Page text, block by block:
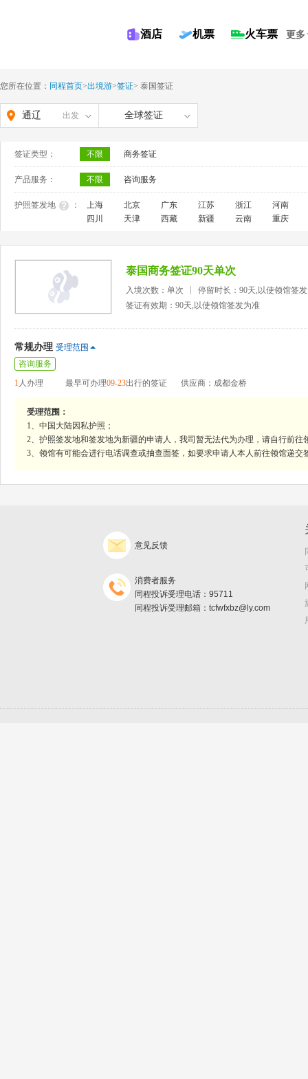
酒店 机票 火车票 更多
您所在位置： 同程首页>出境游>签证> 泰国签证
通辽 出发 全球签证
签证类型： 不限 商务签证
产品服务： 不限 咨询服务
护照签发地 ： 上海 北京 广东 江苏 浙江
河南
四川
天津 西藏 新疆 云南 重庆
泰国商务签证90天单次
入境次数：单次
停留时长：90天,以使领馆签
签证有效期：90天,以使领馆签发为准
常规办理 受理范围
咨询服务
1人办理 最早可办理09-23出行的签证 供应商：成都金桥
受理范围：
1、中国大陆因私护照；
2、护照签发地和签发地为新疆的申请人，我司暂无法代为办理，请自行前往
3、领馆有可能会进行电话调查或抽查面签，如要求申请人本人前往领馆递
意见反馈
消费者服务
同程投诉受理电话：95711
同程投诉受理邮箱：tcfwfxbz@ly.com